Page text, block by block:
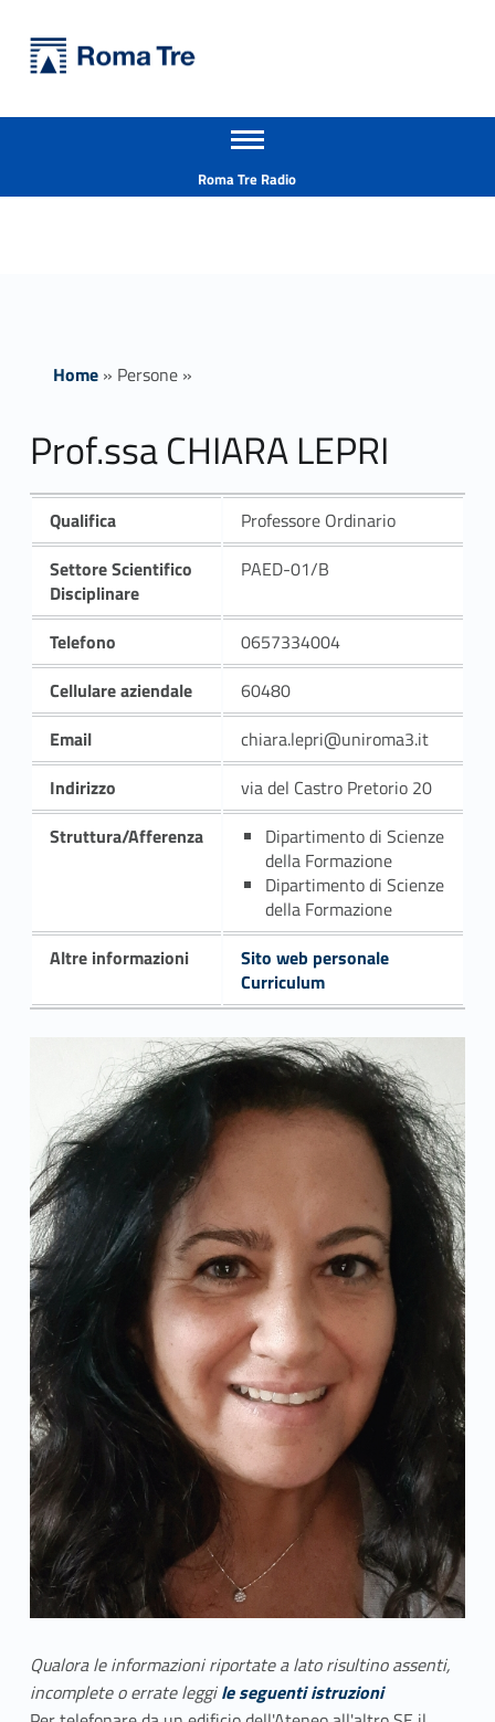
Prof.ssa CHIARA LEPRI - Università Roma Tre
Apri il menu secondario
Roma Tre Radio
Home» Persone»
Prof.ssa CHIARA LEPRI
Qualifica
Professore Ordinario
Settore Scientifico
Disciplinare
PAED-01/B
Telefono
0657334004
Cellulare aziendale
60480
Email
chiara.lepri@uniroma3.it
Indirizzo
via del Castro Pretorio 20
Struttura/Afferenza
Dipartimento di Scienze
della Formazione
Dipartimento di Scienze
della Formazione
Altre informazioni
Sito web personale
Curriculum
Qualora le informazioni riportate a lato risultino assenti,
incomplete o errate leggile seguenti istruzioni